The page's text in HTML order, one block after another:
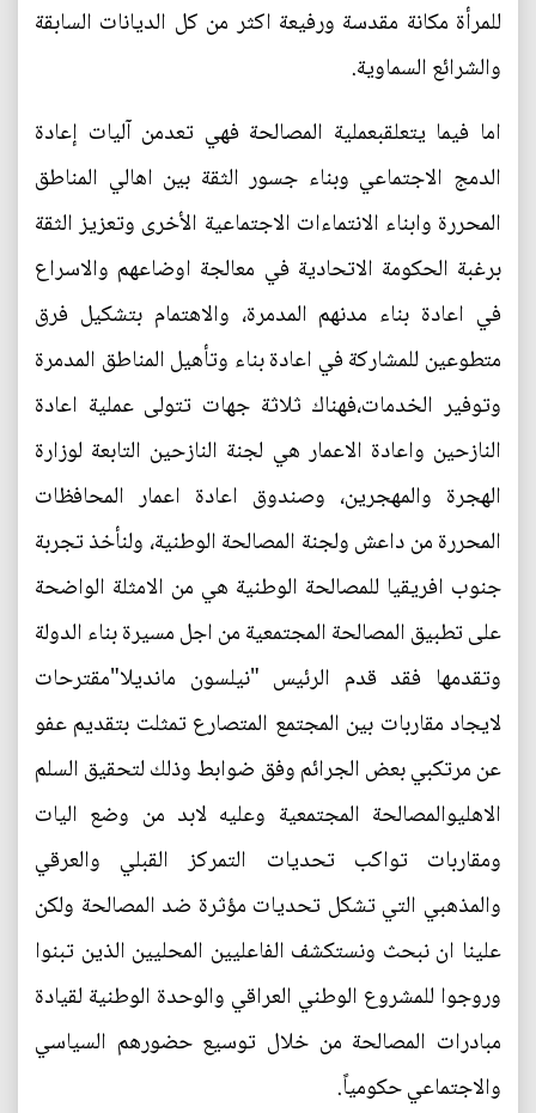
للمرأة مكانة مقدسة ورفيعة اكثر من كل الديانات السابقة
والشرائع السماوية.
اما فيما يتعلقبعملية المصالحة فهي تعدمن آليات إعادة
الدمج الاجتماعي وبناء جسور الثقة بين اهالي المناطق
المحررة وابناء الانتماءات الاجتماعية الأخرى وتعزيز الثقة
برغبة الحكومة الاتحادية في معالجة اوضاعهم والاسراع
في اعادة بناء مدنهم المدمرة، والاهتمام بتشكيل فرق
متطوعين للمشاركة في اعادة بناء وتأهيل المناطق المدمرة
وتوفير الخدمات،فهناك ثلاثة جهات تتولى عملية اعادة
النازحين واعادة الاعمار هي لجنة النازحين التابعة لوزارة
الهجرة والمهجرين، وصندوق اعادة اعمار المحافظات
المحررة من داعش ولجنة المصالحة الوطنية، ولنأخذ تجربة
جنوب افريقيا للمصالحة الوطنية هي من الامثلة الواضحة
على تطبيق المصالحة المجتمعية من اجل مسيرة بناء الدولة
وتقدمها فقد قدم الرئيس "نيلسون مانديلا"مقترحات
لايجاد مقاربات بين المجتمع المتصارع تمثلت بتقديم عفو
عن مرتكبي بعض الجرائم وفق ضوابط وذلك لتحقيق السلم
الاهليوالمصالحة المجتمعية وعليه لابد من وضع اليات
ومقاربات تواكب تحديات التمركز القبلي والعرقي
والمذهبي التي تشكل تحديات مؤثرة ضد المصالحة ولكن
علينا ان نبحث ونستكشف الفاعليين المحليين الذين تبنوا
وروجوا للمشروع الوطني العراقي والوحدة الوطنية لقيادة
مبادرات المصالحة من خلال توسيع حضورهم السياسي
والاجتماعي حكومياً.